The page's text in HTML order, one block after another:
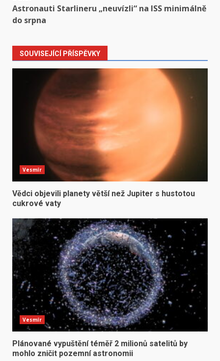
Astronauti Starlineru „neuvízli“ na ISS minimálně
do srpna
SOUVISEJÍCÍ PŘÍSPĚVKY
Vesmír
Vědci objevili planety větší než Jupiter s hustotou
cukrové vaty
Vesmír
Plánované vypuštění téměř 2 milionů satelitů by
mohlo zničit pozemní astronomii